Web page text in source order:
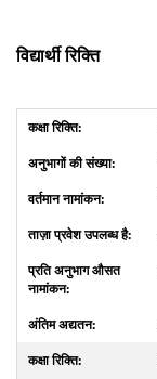
विद्यार्थी रिक्ति